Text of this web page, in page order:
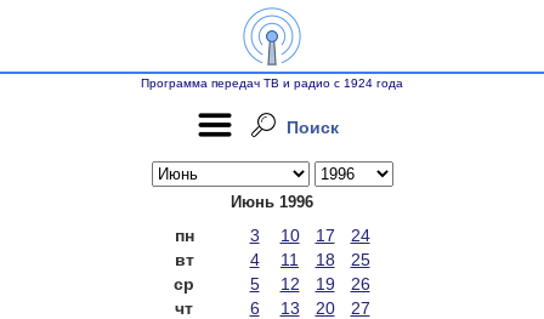
Программа передач ТВ и радио с 1924 года
Поиск
Июнь 1996
пн 3 10 17
24
вт
4 11 18
25
ср
5 12 19
26
чт
6 13 20
27